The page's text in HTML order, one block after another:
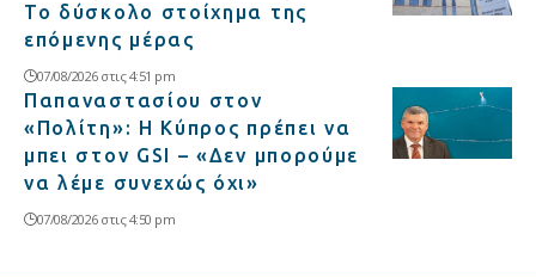
Το δύσκολο στοίχημα της
επόμενης μέρας
07/08/2026 στις 4:51 pm
Παπαναστασίου στον
«Πολίτη»: Η Κύπρος πρέπει να
μπει στον GSI – «Δεν μπορούμε
να λέμε συνεχώς όχι»
07/08/2026 στις 4:50 pm